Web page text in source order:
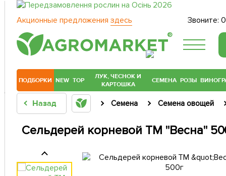
Акционные предложения здесь Звоните:
®
ПОДБОРКИ NEW TOP
ЛУК, ЧЕСНОК И
КАРТОШКА
СЕМЕНА РОЗЫ
Назад Семена Семена овощей
Сельдерей корневой ТМ "Весна"